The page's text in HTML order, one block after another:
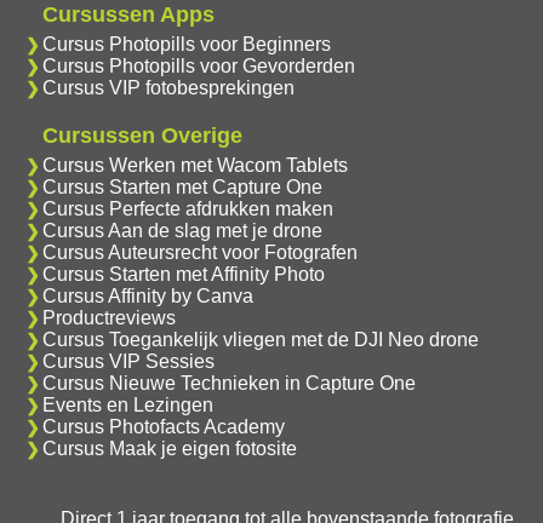
Cursussen Apps
Cursus Photopills voor Beginners
Cursus Photopills voor Gevorderden
Cursus VIP fotobesprekingen
Cursussen Overige
Cursus Werken met Wacom Tablets
Cursus Starten met Capture One
Cursus Perfecte afdrukken maken
Cursus Aan de slag met je drone
Cursus Auteursrecht voor Fotografen
Cursus Starten met Affinity Photo
Cursus Affinity by Canva
Productreviews
Cursus Toegankelijk vliegen met de DJI Neo drone
Cursus VIP Sessies
Cursus Nieuwe Technieken in Capture One
Events en Lezingen
Cursus Photofacts Academy
Cursus Maak je eigen fotosite
Direct 1 jaar toegang totalle bovenstaande fotografie